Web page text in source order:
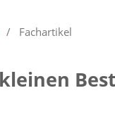
/ Fachartikel